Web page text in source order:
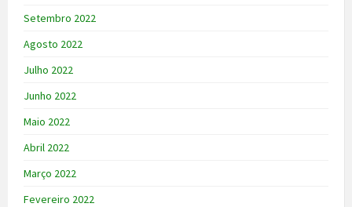
Setembro 2022
Agosto 2022
Julho 2022
Junho 2022
Maio 2022
Abril 2022
Março 2022
Fevereiro 2022